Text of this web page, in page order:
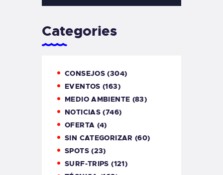
Categories
CONSEJOS (304)
EVENTOS (163)
MEDIO AMBIENTE (83)
NOTICIAS (746)
OFERTA (4)
SIN CATEGORIZAR (60)
SPOTS(23)
SURF-TRIPS (121)